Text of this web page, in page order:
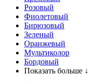
Розовый
Фиолетовый
Бирюзовый
Зеленый
Оранжевый
Мультиколор
Бордовый
Показать больше ↓